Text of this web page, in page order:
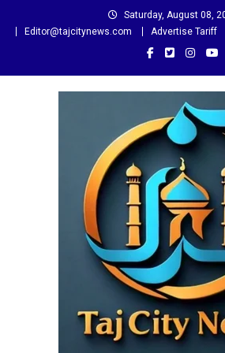
Saturday, August 08,
Editor@tajcitynews.com
Advertise Tariff